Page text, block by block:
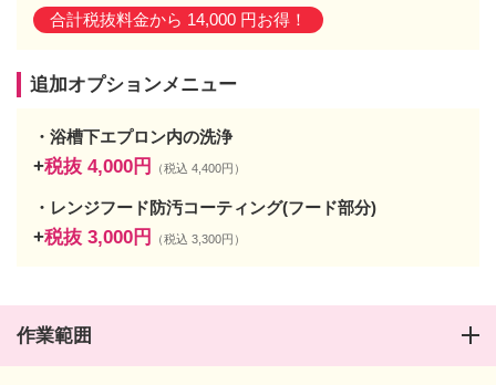
合計税抜料金から 14,000 円お得！
追加オプションメニュー
浴槽下エプロン内の洗浄
+税抜 4,000円 （税込 4,400円）
レンジフード防汚コーティング(フード部分)
+税抜 3,000円 （税込 3,300円）
作業範囲